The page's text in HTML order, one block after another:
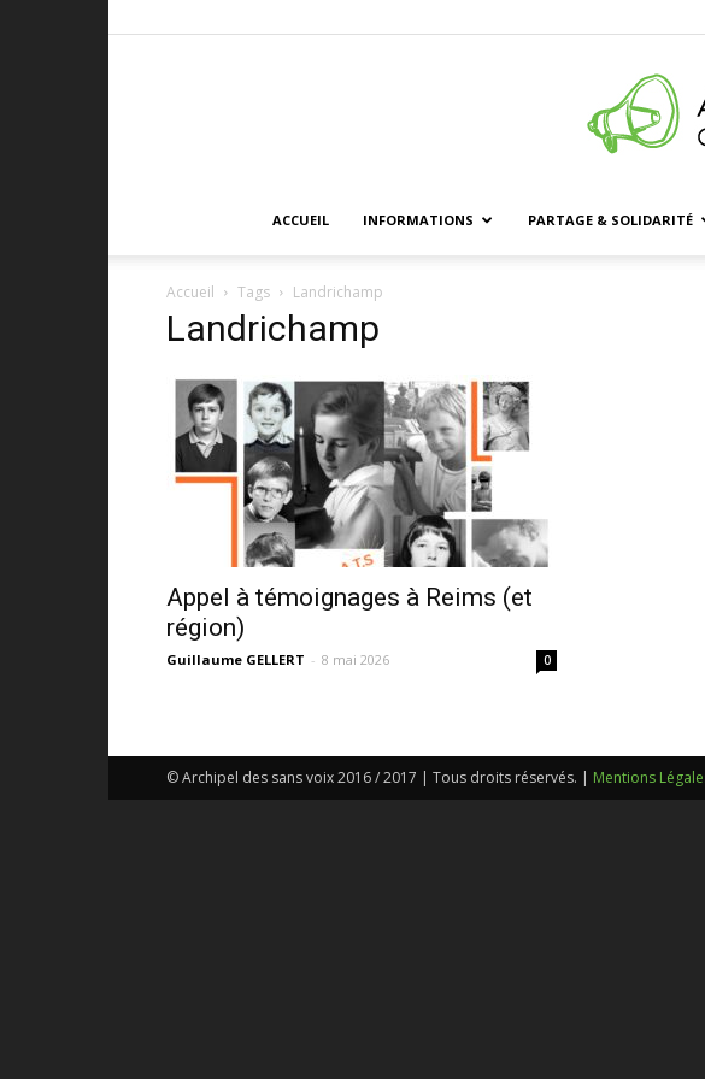
ACCUEIL INFORMATIONS PARTAGE & SOLIDARITÉ
Accueil Tags Landrichamp
Landrichamp
Appel à témoignages à Reims (et
région)
Guillaume GELLERT - 8 mai 2026 0
© Archipel des sans voix 2016 / 2017 | Tous droits réservés. | Mentions